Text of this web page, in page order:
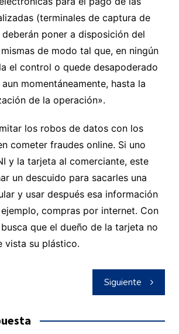
(terminales de captura de
deberán poner a disposición del
de modo tal que, en ningún
el control o quede desapoderado
momentáneamente, hasta la
de la operación».
los robos de datos con los
cometer fraudes online. Si uno
y la tarjeta al comerciante, este
un descuido para sacarles una
y usar después esa información
compras por internet. Con
que el dueño de la tarjeta no
vista su plástico.
Siguiente